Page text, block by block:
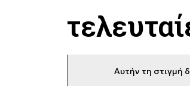
Αυτήν τη στιγμή